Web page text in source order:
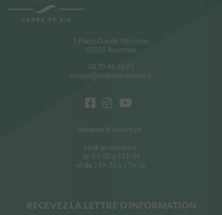
1 Place Claude Wormser
03000 Avermes
04 70 46 55 03
accueil@mairieavermes.fr
Horaires d'ouverture :
lundi au vendredi
de 9 h 00 à 12 h 00
et de 13 h 30 à 17 h 30
RECEVEZ LA LETTRE D'INFORMATION